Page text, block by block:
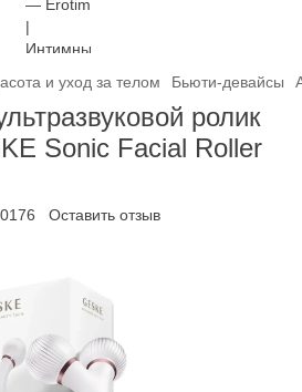
и уход за телом Бьюти-девайсы
ролик
Sonic Facial Roller
Оставить отзыв